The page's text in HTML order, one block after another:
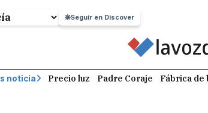
Seguir en Discover
noticia Precio luz Padre Coraje Fábrica de